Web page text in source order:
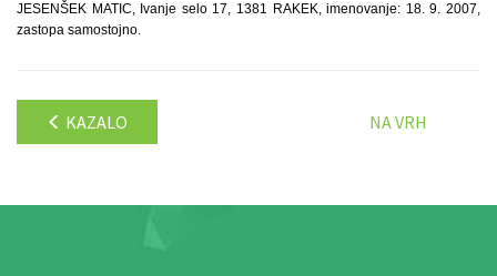
JESENŠEK MATIC, Ivanje selo 17, 1381 RAKEK, imenovanje: 18. 9. 2007,
zastopa samostojno.
KAZALO NA VRH